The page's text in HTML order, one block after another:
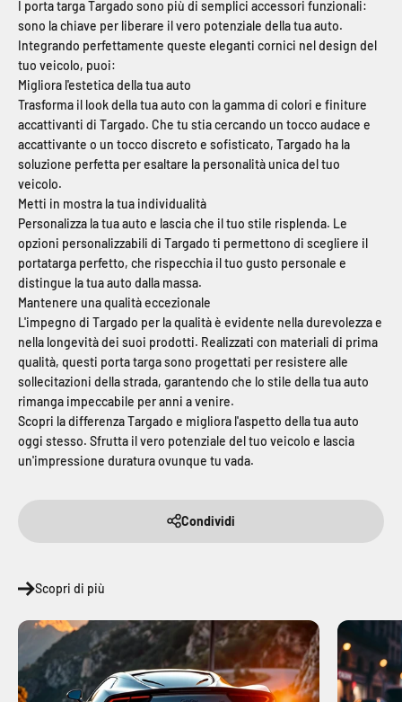
I porta targa Targado sono più di semplici accessori funzionali:
sono la chiave per liberare il vero potenziale della tua auto.
Integrando perfettamente queste eleganti cornici nel design del
tuo veicolo, puoi:
Migliora l'estetica della tua auto
Trasforma il look della tua auto con la gamma di colori e finiture
accattivanti di Targado. Che tu stia cercando un tocco audace e
accattivante o un tocco discreto e sofisticato, Targado ha la
soluzione perfetta per esaltare la personalità unica del tuo
veicolo.
Metti in mostra la tua individualità
Personalizza la tua auto e lascia che il tuo stile risplenda. Le
opzioni personalizzabili di Targado ti permettono di scegliere il
portatarga perfetto, che rispecchia il tuo gusto personale e
distingue la tua auto dalla massa.
Mantenere una qualità eccezionale
L'impegno di Targado per la qualità è evidente nella durevolezza e
nella longevità dei suoi prodotti. Realizzati con materiali di prima
qualità, questi porta targa sono progettati per resistere alle
sollecitazioni della strada, garantendo che lo stile della tua auto
rimanga impeccabile per anni a venire.
Scopri la differenza Targado e migliora l'aspetto della tua auto
oggi stesso. Sfrutta il vero potenziale del tuo veicolo e lascia
un'impressione duratura ovunque tu vada.
Condividi
Scopri di più